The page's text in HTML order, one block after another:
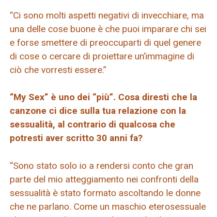
“Ci sono molti aspetti negativi di invecchiare, ma
una delle cose buone è che puoi imparare chi sei
e forse smettere di preoccuparti di quel genere
di cose o cercare di proiettare un’immagine di
ciò che vorresti essere.”
“My Sex” è uno dei “più”. Cosa diresti che la
canzone ci dice sulla tua relazione con la
sessualità, al contrario di qualcosa che
potresti aver scritto 30 anni fa?
“Sono stato solo io a rendersi conto che gran
parte del mio atteggiamento nei confronti della
sessualità è stato formato ascoltando le donne
che ne parlano. Come un maschio eterosessuale